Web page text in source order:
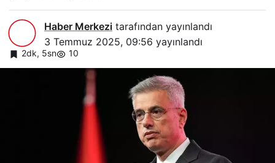
Haber Merkezi tarafından yayınlandı
3 Temmuz 2025, 09:56 yayınlandı
2dk, 5sn 10